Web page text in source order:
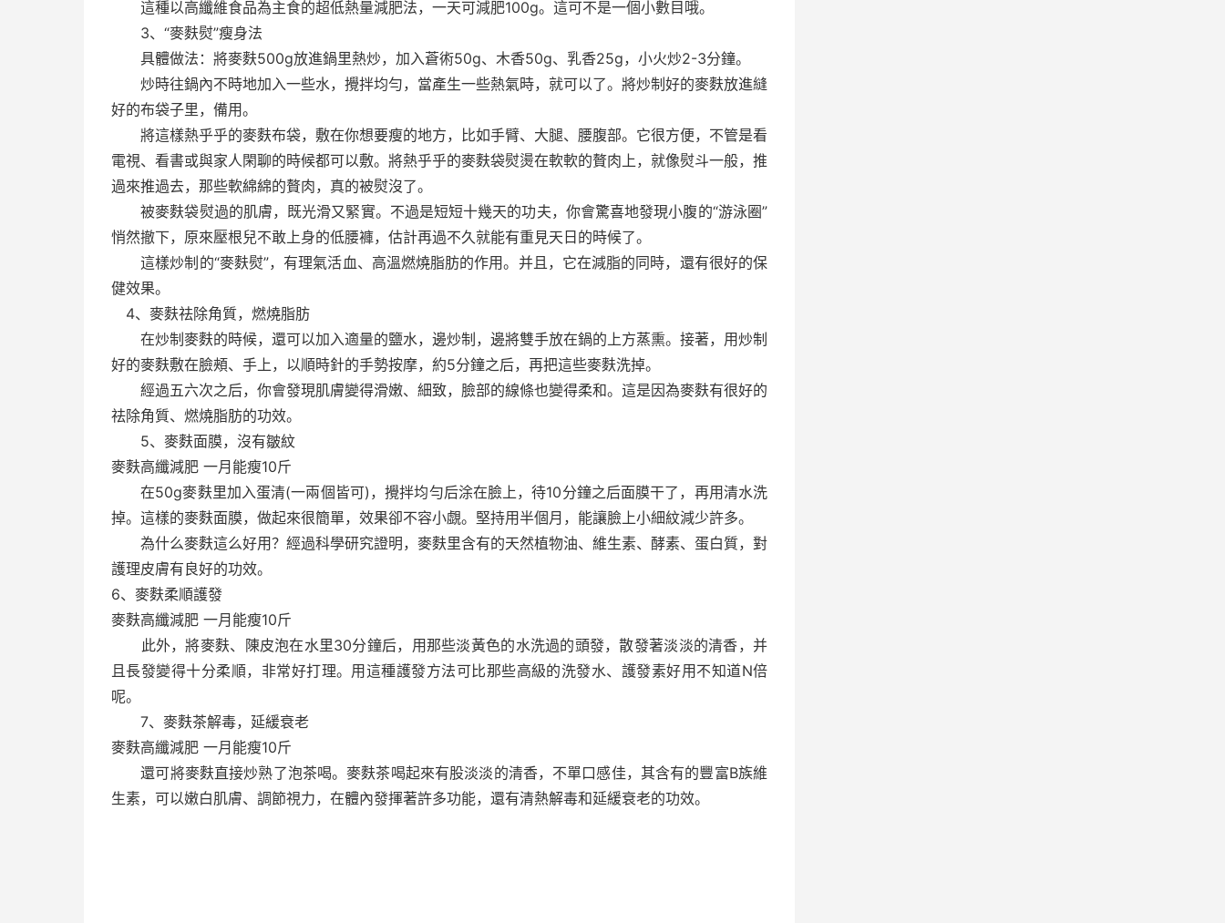
這種以高纖維食品為主食的超低熱量減肥法，一天可減肥100g。這可不是一個小數目哦。
3、“麥麩熨”瘦身法
具體做法：將麥麩500g放進鍋里熱炒，加入蒼術50g、木香50g、乳香25g，小火炒2-3分鐘。
炒時往鍋內不時地加入一些水，攪拌均勻，當產生一些熱氣時，就可以了。將炒制好的麥麩放進縫
好的布袋子里，備用。
將這樣熱乎乎的麥麩布袋，敷在你想要瘦的地方，比如手臂、大腿、腰腹部。它很方便，不管是看
電視、看書或與家人閑聊的時候都可以敷。將熱乎乎的麥麩袋熨燙在軟軟的贅肉上，就像熨斗一般，推
過來推過去，那些軟綿綿的贅肉，真的被熨沒了。
被麥麩袋熨過的肌膚，既光滑又緊實。不過是短短十幾天的功夫，你會驚喜地發現小腹的“游泳圈”
悄然撤下，原來壓根兒不敢上身的低腰褲，估計再過不久就能有重見天日的時候了。
這樣炒制的“麥麩熨”，有理氣活血、高溫燃燒脂肪的作用。并且，它在減脂的同時，還有很好的保
健效果。
4、麥麩祛除角質，燃燒脂肪
在炒制麥麩的時候，還可以加入適量的鹽水，邊炒制，邊將雙手放在鍋的上方蒸熏。接著，用炒制
好的麥麩敷在臉頰、手上，以順時針的手勢按摩，約5分鐘之后，再把這些麥麩洗掉。
經過五六次之后，你會發現肌膚變得滑嫩、細致，臉部的線條也變得柔和。這是因為麥麩有很好的
祛除角質、燃燒脂肪的功效。
5、麥麩面膜，沒有皺紋
麥麩高纖減肥 一月能瘦10斤
在50g麥麩里加入蛋清(一兩個皆可)，攪拌均勻后涂在臉上，待10分鐘之后面膜干了，再用清水洗
掉。這樣的麥麩面膜，做起來很簡單，效果卻不容小覷。堅持用半個月，能讓臉上小細紋減少許多。
為什么麥麩這么好用？經過科學研究證明，麥麩里含有的天然植物油、維生素、酵素、蛋白質，對
護理皮膚有良好的功效。
6、麥麩柔順護發
麥麩高纖減肥 一月能瘦10斤
此外，將麥麩、陳皮泡在水里30分鐘后，用那些淡黃色的水洗過的頭發，散發著淡淡的清香，并
且長發變得十分柔順，非常好打理。用這種護發方法可比那些高級的洗發水、護發素好用不知道N倍
呢。
7、麥麩茶解毒，延緩衰老
麥麩高纖減肥 一月能瘦10斤
還可將麥麩直接炒熟了泡茶喝。麥麩茶喝起來有股淡淡的清香，不單口感佳，其含有的豐富B族維
生素，可以嫩白肌膚、調節視力，在體內發揮著許多功能，還有清熱解毒和延緩衰老的功效。